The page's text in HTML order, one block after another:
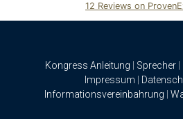
12 Reviews on
Kongress Anleitung Sprecher|
Impressum
Informationsvereinbahrung